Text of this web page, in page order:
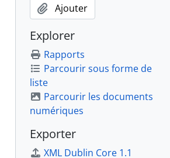
Ajouter
Explorer
Rapports
Parcourir sous forme de
liste
Parcourir les documents
numériques
Exporter
XML Dublin Core 1.1